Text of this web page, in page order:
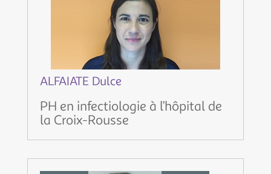
ALFAIATE Dulce
PH en infectiologie à l’hôpital de
la Croix-Rousse